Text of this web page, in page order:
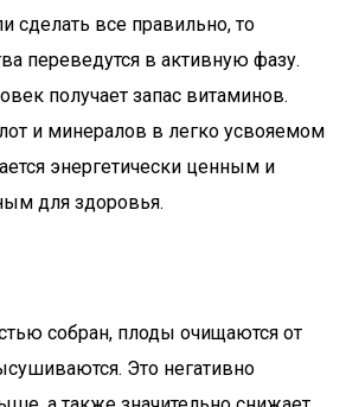
сделать все правильно, то
переведутся в активную фазу.
получает запас витаминов.
и минералов в легко усвояемом
энергетически ценным и
для здоровья.
собран, плоды очищаются от
Это негативно